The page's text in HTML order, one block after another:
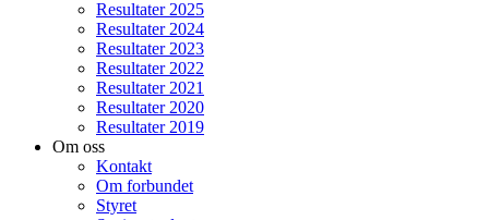
Resultater 2025
Resultater 2024
Resultater 2023
Resultater 2022
Resultater 2021
Resultater 2020
Resultater 2019
Om oss
Kontakt
Om forbundet
Styret